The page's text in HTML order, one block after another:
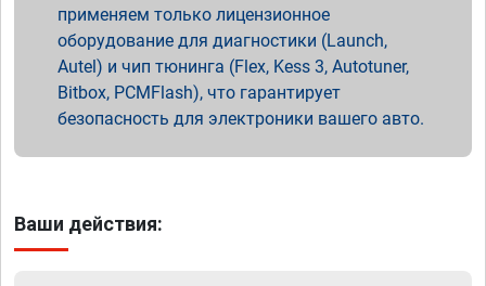
применяем только лицензионное
оборудование для диагностики (Launch,
Autel) и чип тюнинга (Flex, Kess 3, Autotuner,
Bitbox, PCMFlash), что гарантирует
безопасность для электроники вашего авто.
Ваши действия: